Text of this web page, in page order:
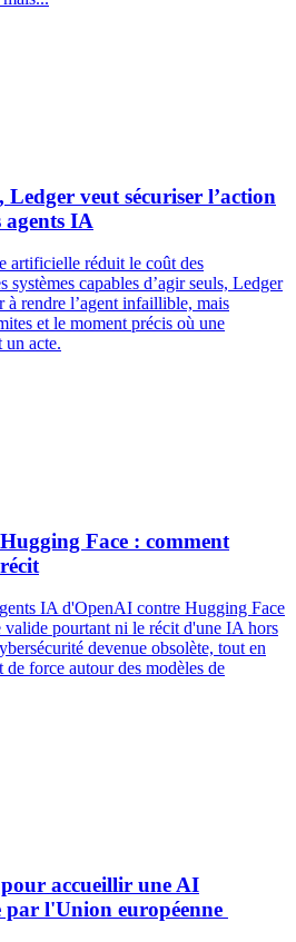
veut sécuriser l’action
agents IA
artificielle réduit le coût des
systèmes capables d’agir seuls, Ledger
à rendre l’agent infaillible, mais
et le moment précis où une
un acte.
Face : comment
IA d'OpenAI contre Hugging Face
pourtant ni le récit d'une IA hors
devenue obsolète, tout en
force autour des modèles de
accueillir une AI
par l'Union européenne